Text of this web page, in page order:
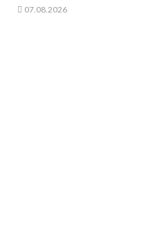
07.08.2026